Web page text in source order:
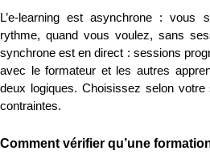
L’e-learning est asynchrone : vous
rythme, quand vous voulez, sans
synchrone est en direct : sessions
avec le formateur et les autres
deux logiques. Choisissez selon votre
contraintes.
Comment vérifier qu’une